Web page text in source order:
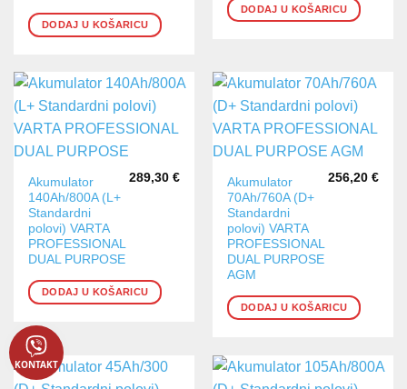
DODAJ U KOŠARICU
DODAJ U KOŠARICU
Akumulator
140Ah/800A (L+
Standardni
polovi) VARTA
PROFESSIONAL
DUAL PURPOSE
289,30 €
DODAJ U KOŠARICU
Akumulator
70Ah/760A (D+
Standardni
polovi) VARTA
PROFESSIONAL
DUAL PURPOSE
AGM
256,20 €
DODAJ U KOŠARICU
KONTAKT